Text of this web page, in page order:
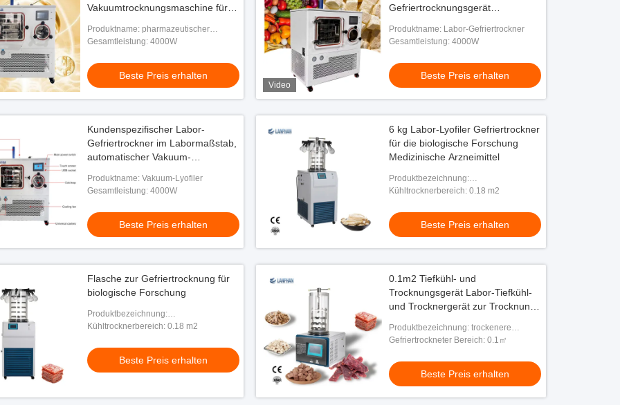
Vakuumtrocknungsmaschine für
Produktname: pharmazeutischer
Gefriertrockner
Gesamtleistung: 4000W
Beste Preis erhalten
Video
Gefriertrocknungsgerät
Produkte
Produktname: Labor-Gefriertrockner
Gesamtleistung: 4000W
Beste Preis erhalten
Kundenspezifischer Labor-
Gefriertrockner im Labormaßstab,
automatischer Vakuum-
Produktname: Vakuum-Lyofiler
Gesamtleistung: 4000W
Beste Preis erhalten
6 kg Labor-Lyofiler Gefriertrockner
für die biologische Forschung
Medizinische Arzneimittel
Produktbezeichnung:
Gefriertrocknungsmaschine im Labor
Kühltrocknerbereich: 0.18 m2
Beste Preis erhalten
Flasche zur Gefriertrocknung für
biologische Forschung
Produktbezeichnung:
Gefriertrocknungsmaschine im Labor
Kühltrocknerbereich: 0.18 m2
Beste Preis erhalten
0.1m2 Tiefkühl- und
Trocknungsgerät Labor-Tiefkühl-
und Trocknergerät zur Trocknung
Produktbezeichnung: trockenere
Maschine des Frostes
Gefriertrockneter Bereich: 0.1㎡
Beste Preis erhalten